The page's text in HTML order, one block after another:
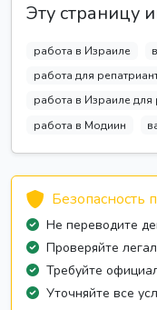
Эту страницу
работа в Израиле
работа для
работа в Израиле для
работа в Модиин
Безопасность
Не переводите
Проверяйте
Требуйте
Уточняйте все